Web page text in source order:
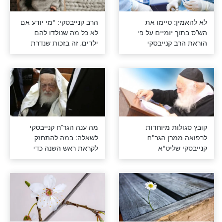
שלא
יבואו
קנייבסקי למבקשים
להתחזק בעקבות גל
השריפות
שהמליץ
קנייבסקי
מרגש: הרב קנייבסקי קרא
את המכתב ופרץ בבכי